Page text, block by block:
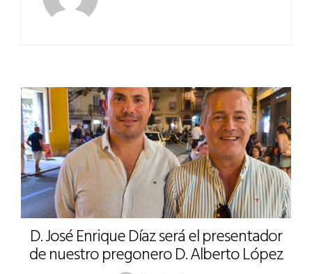
D. José Enrique Díaz será el presentador
de nuestro pregonero D. Alberto López